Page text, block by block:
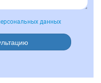
данных